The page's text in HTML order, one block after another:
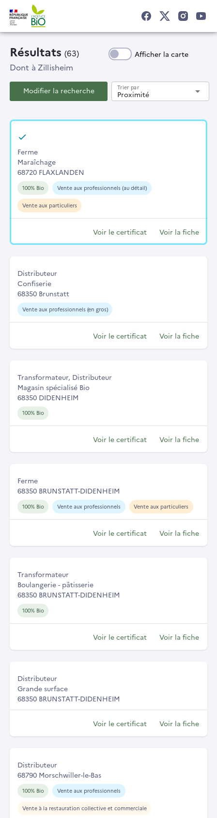
Résultats (63) Afficher la carte
Dont à Zillisheim
Modifier la recherche Proximité
Trier par arrow_drop_down
Ferme
Maraîchage
68720 FLAXLANDEN
100% Bio Vente aux professionnels (au détail)
Vente aux particuliers
Voir le certificat Voir la fiche
Distributeur
Confiserie
68350 Brunstatt
Vente aux professionnels (en gros)
Voir le certificat Voir la fiche
Transformateur, Distributeur
Magasin spécialisé Bio
68350 DIDENHEIM
100% Bio
Voir le certificat Voir la fiche
Ferme
68350 BRUNSTATT-DIDENHEIM
100% Bio Vente aux professionnels Vente aux particuliers
Voir le certificat Voir la fiche
Transformateur
Boulangerie - pâtisserie
68350 BRUNSTATT-DIDENHEIM
100% Bio
Voir le certificat Voir la fiche
Distributeur
Grande surface
68350 BRUNSTATT-DIDENHEIM
Voir le certificat Voir la fiche
Distributeur
68790 Morschwiller-le-Bas
100% Bio Vente aux professionnels
Vente à la restauration collective et commerciale